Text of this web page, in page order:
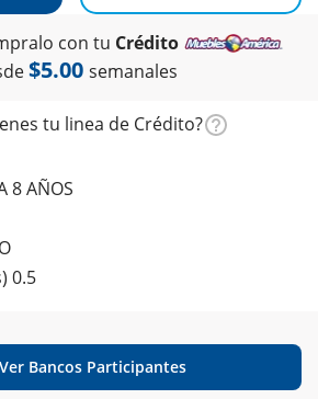
con tu Crédito
$5.00 semanales
tu linea de Crédito?
8 AÑOS
0.5
Ver Bancos Participantes